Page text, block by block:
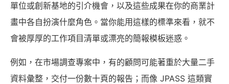
單位或創新基地的引介機會，以及這些成果在你的商業計
畫中各自扮演什麼角色。當你能用這樣的標準來看，就不
會被厚厚的工作項目清單或漂亮的簡報模板迷惑。
例如，在市場調查專案中，有的顧問可能著重於大量二手
資料彙整，交付一份數十頁的報告；而像 JPASS 這類實